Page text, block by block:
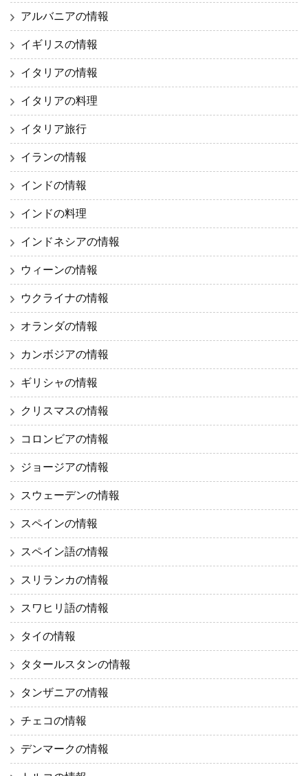
アルバニアの情報
イギリスの情報
イタリアの情報
イタリアの料理
イタリア旅行
イランの情報
インドの情報
インドの料理
インドネシアの情報
ウィーンの情報
ウクライナの情報
オランダの情報
カンボジアの情報
ギリシャの情報
クリスマスの情報
コロンビアの情報
ジョージアの情報
スウェーデンの情報
スペインの情報
スペイン語の情報
スリランカの情報
スワヒリ語の情報
タイの情報
タタールスタンの情報
タンザニアの情報
チェコの情報
デンマークの情報